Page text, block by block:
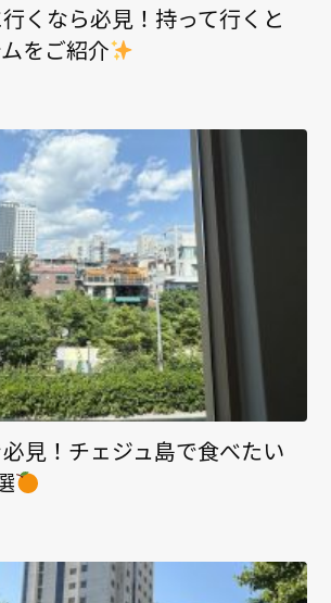
くなら必見！持って行くと
をご紹介
見！チェジュ島で食べたい